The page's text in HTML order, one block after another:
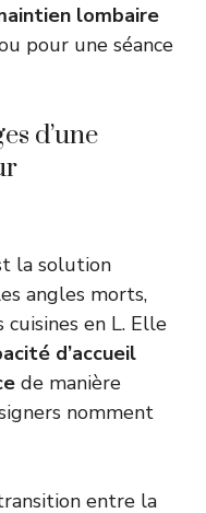
lombaire
pour une séance
d’une
la solution
angles morts,
en L. Elle
d’accueil
de manière
nomment
entre la